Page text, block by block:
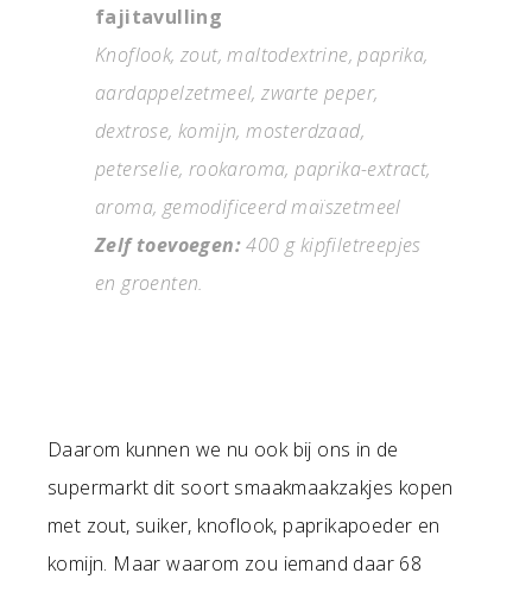
fajitavulling
Knoflook, zout, maltodextrine, paprika,
aardappelzetmeel, zwarte peper,
dextrose, komijn, mosterdzaad,
peterselie, rookaroma, paprika-extract,
aroma, gemodificeerd maïszetmeel
Zelf toevoegen:400 g kipfiletreepjes
en groenten.
Daarom kunnen we nu ook bij ons in de
supermarkt dit soort smaakmaakzakjes kopen
met zout, suiker, knoflook, paprikapoeder en
komijn. Maar waarom zou iemand daar 68